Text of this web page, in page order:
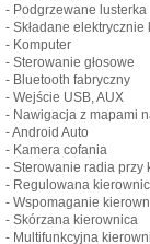
- Podgrzewane lusterka
- Składane elektrycznie
- Komputer
- Sterowanie głosowe
- Bluetooth fabryczny
- Wejście USB, AUX
- Nawigacja z mapami
- Android Auto
- Kamera cofania
- Sterowanie radia przy
- Regulowana
- Wspomaganie
- Skórzana kierownica
- Multifunkcyjna